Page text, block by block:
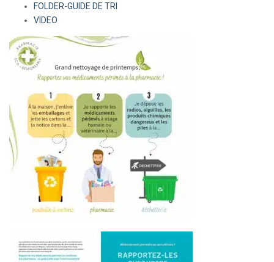
FOLDER-GUIDE DE TRI
VIDEO